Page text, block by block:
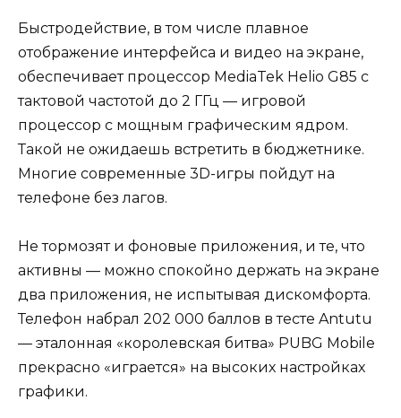
Быстродействие, в том числе плавное
отображение интерфейса и видео на экране,
обеспечивает процессор MediaTek Helio G85 с
тактовой частотой до 2 ГГц — игровой
процессор с мощным графическим ядром.
Такой не ожидаешь встретить в бюджетнике.
Многие современные 3D-игры пойдут на
телефоне без лагов.
Не тормозят и фоновые приложения, и те, что
активны — можно спокойно держать на экране
два приложения, не испытывая дискомфорта.
Телефон набрал 202 000 баллов в тесте Antutu
— эталонная «королевская битва» PUBG Mobile
прекрасно «играется» на высоких настройках
графики.